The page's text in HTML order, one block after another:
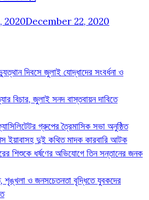
2020December 22, 2020
দিবসে জুলাই যোদ্ধাদের সংবর্ধনা ও
বিচার, জুলাই সনদ বাস্তবায়ন দাবিতে
গ্রুপের ত্রৈমাসিক সভা অনুষ্ঠিত
ইয়াবাসহ দুই কথিত মাদক কারবারি আটক
শিশুকে ধর্ষণের অভিযোগে তিন সন্তানের জনক
শৃঙ্খলা ও জনসচেতনতা বৃদ্ধিতে যুবকদের